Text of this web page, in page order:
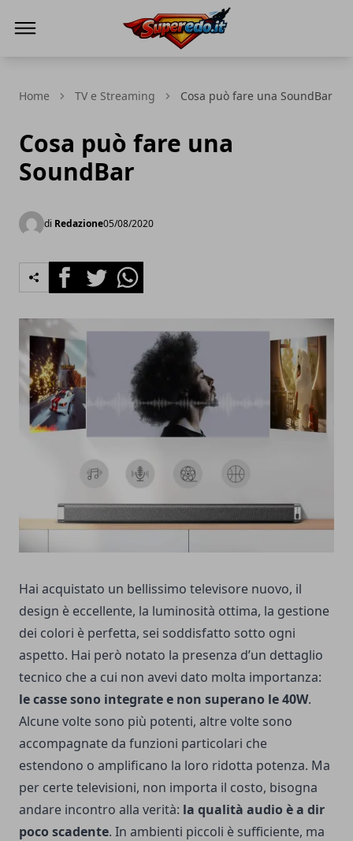
Home TV e Streaming Cosa può fare una SoundBar
Cosa può fare una
SoundBar
di Redazione05/08/2020
FacebookTwitterWhatsapp
Hai acquistato un bellissimo televisore nuovo, il
design è eccellente, la luminosità ottima, la gestione
dei colori è perfetta, sei soddisfatto sotto ogni
aspetto. Hai però notato la presenza d’un dettaglio
tecnico che a cui non avevi dato molta importanza:
le casse sono integrate e non superano le 40W.
Alcune volte sono più potenti, altre volte sono
accompagnate da funzioni particolari che
estendono o amplificano la loro ridotta potenza. Ma
per certe televisioni, non importa il costo, bisogna
andare incontro alla verità: la qualità audio è a dir
poco scadente. In ambienti piccoli è sufficiente, ma